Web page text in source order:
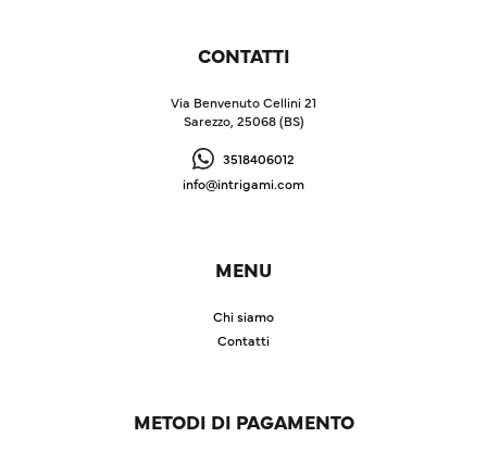
CONTATTI
Via Benvenuto Cellini 21
Sarezzo, 25068 (BS)
3518406012
info@intrigami.com
MENU
Chi siamo
Contatti
METODI DI PAGAMENTO